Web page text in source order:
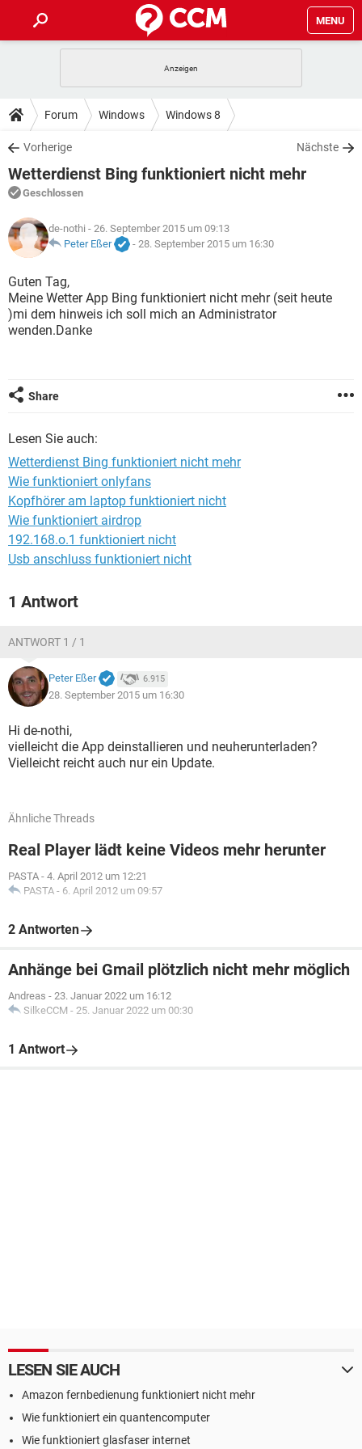
MENU
ANDROID IOS
WINDOWS 10
WHATSAPP TIKTOK
FACEBOOK
TIPPS & TRICKS
SPIELE STREAMING
WINDOWS 10
WHATSAPP
FACEBOOK HARDWARE
DOWNLOADS
SPIELE STREAMING
ANDROID
WINDOWS 10 INSTAGRAM
WHATSAPP
FACEBOOK
FORUM
SPIELE
ANDROID IOS
WHATSAPP TIKTOK
FACEBOOK
LEXIKON
SPIELE
ANDROID
WINDOWS 10 INSTAGRAM
Forum Windows Windows 8
Vorherige Nächste
Wetterdienst Bing funktioniert nicht mehr
Geschlossen
de-nothi - 26. September 2015 um 09:13
Peter Eßer
- 28. September 2015 um 16:30
Guten Tag,
Meine Wetter App Bing funktioniert nicht mehr (seit heute
)mi dem hinweis ich soll mich an Administrator
wenden.Danke
Share
Lesen Sie auch:
Wetterdienst Bing funktioniert nicht mehr
Wie funktioniert onlyfans
Kopfhörer am laptop funktioniert nicht
Wie funktioniert airdrop
192.168.o.1 funktioniert nicht
Usb anschluss funktioniert nicht
1 Antwort
ANTWORT 1 / 1
Peter Eßer 6.915
28. September 2015 um 16:30
Hi de-nothi,
vielleicht die App deinstallieren und neuherunterladen?
Vielleicht reicht auch nur ein Update.
Ähnliche Threads
Real Player lädt keine Videos mehr herunter
PASTA - 4. April 2012 um 12:21
PASTA - 6. April 2012 um 09:57
2 Antworten
Anhänge bei Gmail plötzlich nicht mehr möglich
Andreas - 23. Januar 2022 um 16:12
SilkeCCM - 25. Januar 2022 um 00:30
1 Antwort
LESEN SIE AUCH
Amazon fernbedienung funktioniert nicht mehr
Wie funktioniert ein quantencomputer
Wie funktioniert glasfaser internet